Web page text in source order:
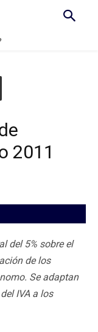
2011
del 5% sobre el
de los
Se adaptan
IVA a los